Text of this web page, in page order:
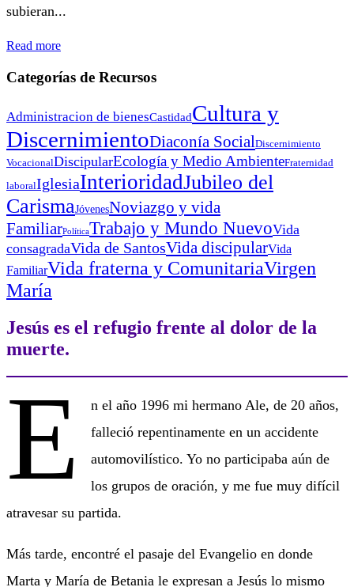
subieran...
Read more
Categorías de Recursos
Administracion de bienesCastidadCultura y
DiscernimientoDiaconía Social Discernimiento
VocacionalDiscipularEcología y Medio AmbienteFraternidad
laboralIglesiaInterioridadJubileo del
CarismaJóvenesNoviazgo y vida
FamiliarPolíticaTrabajo y Mundo NuevoVida
consagradaVida de SantosVida discipularVida
FamiliarVida fraterna y ComunitariaVirgen
María
Jesús es el refugio frente al dolor de la
muerte.
E
n el año 1996 mi hermano Ale, de 20 años,
falleció repentinamente en un accidente
automovilístico. Yo no participaba aún de
los grupos de oración, y me fue muy difícil
atravesar su partida.
Más tarde, encontré el pasaje del Evangelio en donde
Marta y María de Betania le expresan a Jesús lo mismo